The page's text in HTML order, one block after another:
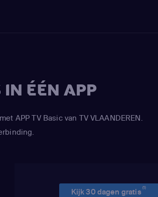
ÉÉN APP
APP TV Basic van TV VLAANDEREN.
Kijk 30 dagen gratis(1)